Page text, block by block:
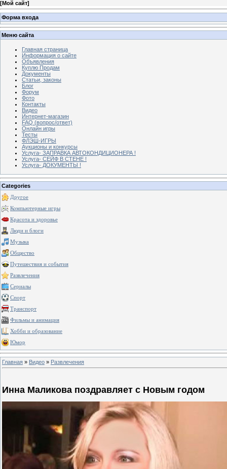
[Мой сайт]
Форма входа
Меню сайта
Главная страница
Информация о сайте
Объявления
Куплю Продам
Документы
Статьи, законы
Блог
Форум
Фото
Контакты
Видео
Интернет-магазин
FAQ (вопрос/ответ)
Онлайн игры
Тесты
ФЛЭШ-ИГРЫ
Аукционы и конкурсы
Услуга- ЗАПРАВКА АВТОКОНДИЦИОНЕРА !
Услуга- СЕЙФ В СТЕНЕ !
Услуга- ДОКУМЕНТЫ !
Categories
Другое
Компьютерные игры
Красота и здоровье
Люди и блоги
Музыка
Общество
Путешествия и события
Развлечения
Сериалы
Спорт
Транспорт
Фильмы и анимация
Хобби и образование
Юмор
Главная » Видео » Развлечения
Инна Маликова поздравляет с Новым годом